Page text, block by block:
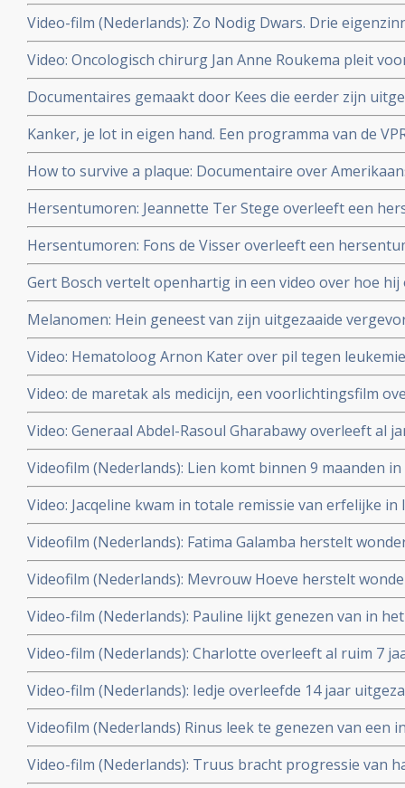
Video-film (Nederlands): Zo Nodig Dwars. Drie
genezing van kanker. copy 1
Video: Oncologisch chirurg Jan Anne Roukema pleit
patient in keuze voor doorbehandelen of stoppen.
Documentaires gemaakt door Kees die eerder zijn
zien via You Tube.
Kanker, je lot in eigen hand. Een programma van de
die omgaan met hun kanker.
How to survive a plaque: Documentaire over
de farmaceutische industrie breken en vochten voor
AIDS-patiënten
Hersentumoren: Jeannette Ter Stege overleeft een
4 door reguliere behandelingen en aanvullende
Hersentumoren: Fons de Visser overleeft een
reguliere aanpak en aanvullende middelen
Gert Bosch vertelt openhartig in een video over hoe
door combinatie van reguliere aanpak en aanvullende
behandelingen
Melanomen: Hein geneest van zijn uitgezaaide
met immuuntherapie met tumor infiltrerende T-
Video: Hematoloog Arnon Kater over pil tegen
de Wereld leert door
Video: de maretak als medicijn, een voorlichtingsfilm
maretak bij kanker
Video: Generaal Abdel-Rasoul Gharabawy overleeft al
van levercirrose veroorzaakt door hepatitus C met
en hyperthermie en krijgt goede kwaliteit van leven
Videofilm (Nederlands): Lien komt binnen 9 maanden
lever uitgezaaide hormoongevoelige borstkanker
celtherapie en hyperthermie en Houtsmullerdieet.
Video: Jacqeline kwam in totale remissie van erfelijke
uitgezaaide borstkanker door combinatie van
hyperthermie maar in lever zijn nu weer nieuwe
Videofilm (Nederlands): Fatima Galamba herstelt
recidief en in de botten uitgezaaide borstkanker
celtherapie en hyperthermie en femara plus Zometa.
Videofilm (Nederlands): Mevrouw Hoeve herstelt
uitgezaaide borstkanker (graad IV) met dendritische
femara plus Zometa. Bekijk hier haar ontroerende
Video-film (Nederlands): Pauline lijkt genezen van in
borstkanker (graad IV) met een levensverwachting van
door een combinatie behandeling van hyperthermie en
Video-film (Nederlands): Charlotte overleeft al ruim 7
borstkanker stadium IIIB met naast chemo
hyperthermie en dendritische celtherapie en Herceptin.
Video-film (Nederlands): Iedje overleefde 14 jaar
bewuste keuze voor een niet toxische aanpak
behandeling met o.a. acupunctuur, hyperthermie en
Videofilm (Nederlands) Rinus leek te genezen van een
door combinatiebehandeling van hyperthermie en
gezonde leefwijze. Rinus werd alsnog enkele keren
Video-film (Nederlands): Truus bracht progressie van